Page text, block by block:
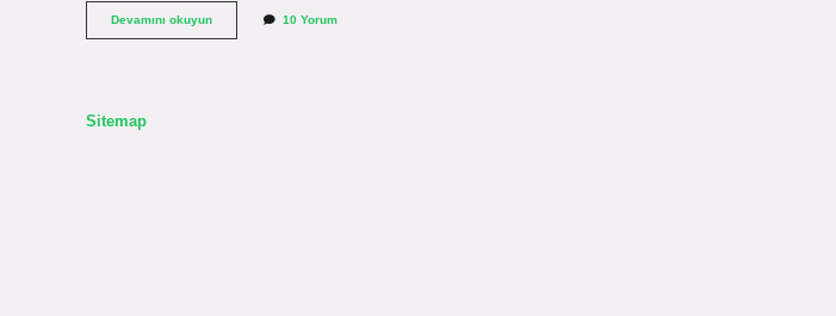
Devamını okuyunDiş
Iltihabının
10 Yorum
Sitemap